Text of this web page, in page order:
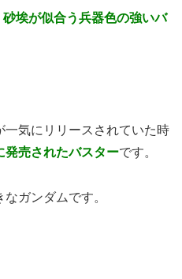
砂埃が似合う兵器色の強いバ
気にリリースされていた時
発売されたバスターです。
ガンダムです。